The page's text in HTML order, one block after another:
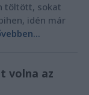
töltött, sokat
idén már
volna az